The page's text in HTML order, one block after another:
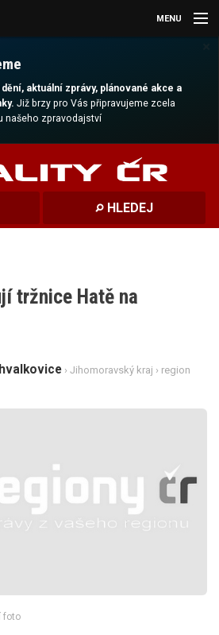
aktuální zprávy, plánované akce a
Již brzy pro Vás připravujeme zcela
našeho zpravodajství
MENU
HLEDEJ
tržnice Hatě na
› Jihomoravský kraj › region
foto